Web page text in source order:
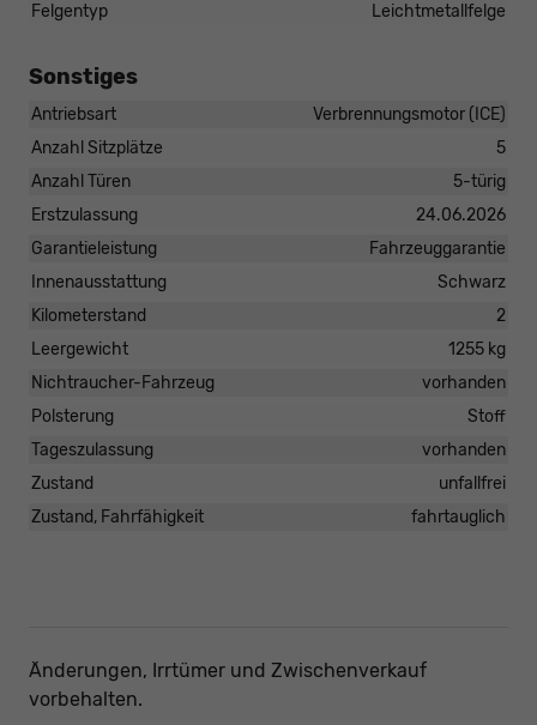
Felgentyp
Leichtmetallfelge
Sonstiges
Antriebsart
Verbrennungsmotor (ICE)
Anzahl Sitzplätze
5
Anzahl Türen
5-türig
Erstzulassung
24.06.2026
Garantieleistung
Fahrzeuggarantie
Innenausstattung
Schwarz
Kilometerstand
2
Leergewicht
1255 kg
Nichtraucher-Fahrzeug
vorhanden
Polsterung
Stoff
Tageszulassung
vorhanden
Zustand
unfallfrei
Zustand, Fahrfähigkeit
fahrtauglich
Änderungen, Irrtümer und Zwischenverkauf
vorbehalten.